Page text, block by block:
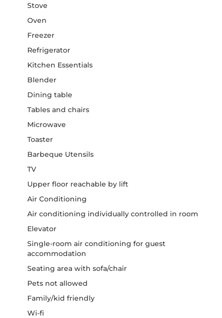
Stove
Oven
Freezer
Refrigerator
Kitchen Essentials
Blender
Dining table
Tables and chairs
Microwave
Toaster
Barbeque Utensils
TV
Upper floor reachable by lift
Air Conditioning
Air conditioning individually controlled in room
Elevator
Single-room air conditioning for guest
accommodation
Seating area with sofa/chair
Pets not allowed
Family/kid friendly
Wi-fi